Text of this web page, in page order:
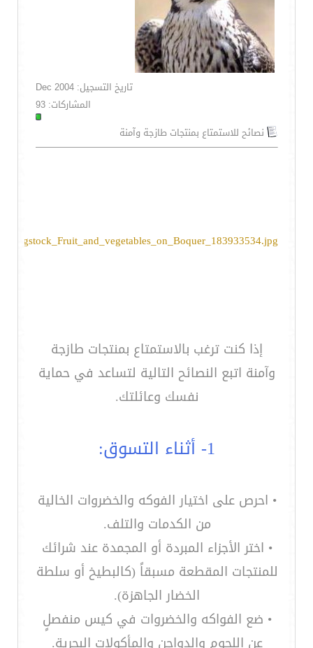
تاريخ التسجيل: Dec 2004
المشاركات: 93
نصائح للاستمتاع بمنتجات طازجة وآمنة
bigstock_Fruit_and_vegetables_on_Boquer_183933534.jpg
إذا كنت ترغب بالاستمتاع بمنتجات طازجة
وآمنة اتبع النصائح التالية لتساعد في حماية
نفسك وعائلتك.
1- أثناء التسوق:
• احرص على اختيار الفوكه والخضروات الخالية
من الكدمات والتلف.
• اختر الأجزاء المبردة أو المجمدة عند شرائك
للمنتجات المقطعة مسبقاً (كالبطيخ أو سلطة
الخضار الجاهزة).
• ضع الفواكه والخضروات في كيس منفصلٍ
عن اللحوم والدواجن والمأكولات البحرية.